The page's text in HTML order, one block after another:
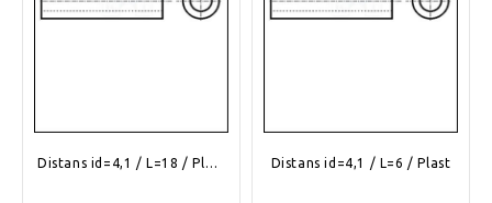
Distans id=4,1 / L=18 / Plast Distans id=4,1 / L=6 / Plast